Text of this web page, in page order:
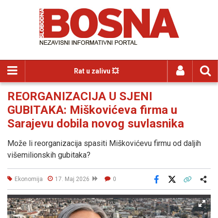
Rat u zalivu 💥
REORGANIZACIJA U SJENI
GUBITAKA: Miškovićeva firma u
Sarajevu dobila novog suvlasnika
Može li reorganizacija spasiti Miškovićevu firmu od daljih
višemilionskih gubitaka?
Ekonomija 17. Maj 2026 0
Facebook